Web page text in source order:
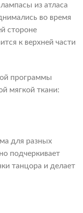
из атласа
во время
стороне
к верхней части
программы
мягкой ткани:
для разных
подчеркивает
танцора и делает